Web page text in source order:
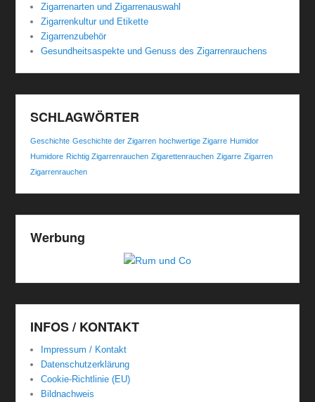
Zigarrenarten und Zigarrenauswahl
Zigarrenkultur und Etikette
Zigarrenzubehör
Gesundheitsaspekte und Genuss des Zigarrenrauchens
SCHLAGWÖRTER
Geschichte Geschichte der Zigarren hochwertige Zigarre Humidor
Humidore Richtig Zigarrenrauchen Zigarettenrauchen Zigarre Zigarren
Zigarrenrauchen
Werbung
INFOS / KONTAKT
Impressum / Kontakt
Datenschutzerklärung
Cookie-Richtlinie (EU)
Bildnachweis